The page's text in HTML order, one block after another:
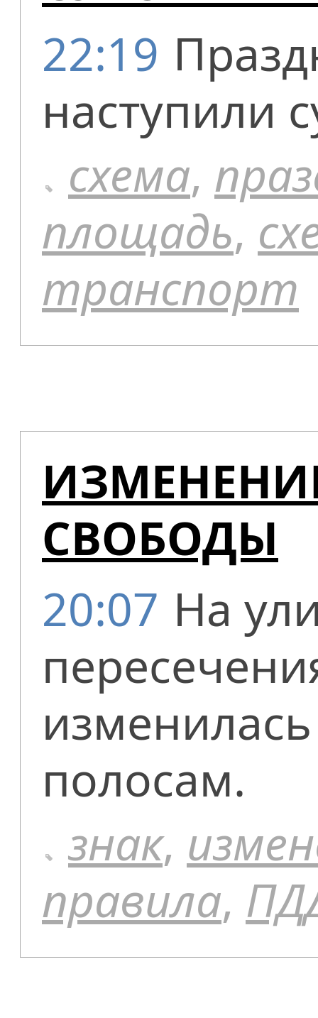
22:19
наступили
схема,
площадь,
транспорт
СВОБОДЫ
20:07 На
полосам.
знак,
правила,